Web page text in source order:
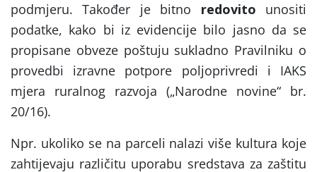
podmjeru. Također je bitno redovito unositi
podatke, kako bi iz evidencije bilo jasno da se
propisane obveze poštuju sukladno Pravilniku o
provedbi izravne potpore poljoprivredi i IAKS
mjera ruralnog razvoja („Narodne novine“ br.
20/16).
Npr. ukoliko se na parceli nalazi više kultura koje
zahtijevaju različitu uporabu sredstava za zaštitu